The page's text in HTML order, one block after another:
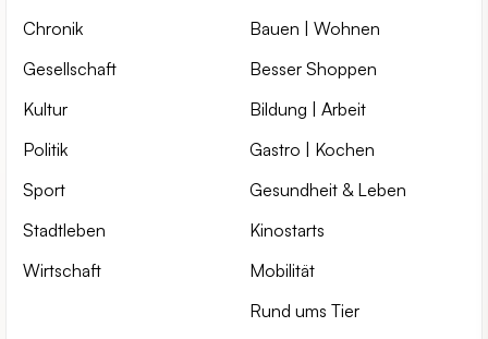
Chronik
Gesellschaft
Kultur
Politik
Sport
Stadtleben
Wirtschaft
Bauen | Wohnen
Besser Shoppen
Bildung | Arbeit
Gastro | Kochen
Gesundheit & Leben
Kinostarts
Mobilität
Rund ums Tier